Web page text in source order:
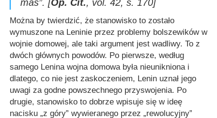
mas”. [Op. Cit., vol. 42, s. 170]
Można by twierdzić, że stanowisko to zostało
wymuszone na Leninie przez problemy bolszewików w
wojnie domowej, ale taki argument jest wadliwy. To z
dwóch głównych powodów. Po pierwsze, według
samego Lenina wojna domowa była nieunikniona i
dlatego, co nie jest zaskoczeniem, Lenin uznał jego
uwagi za godne powszechnego przyswojenia. Po
drugie, stanowisko to dobrze wpisuje się w ideę
nacisku „z góry” wywieranego przez „rewolucyjny”